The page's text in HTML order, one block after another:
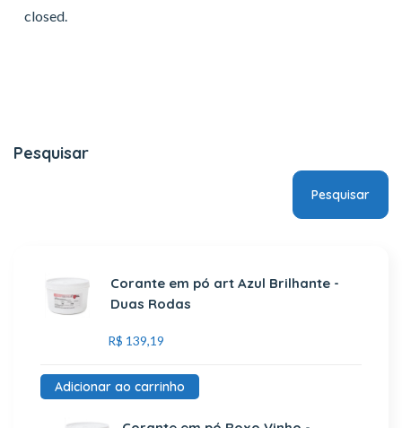
closed.
Pesquisar
Pesquisar
Corante em pó art Azul Brilhante -
Duas Rodas
R$ 139,19
Adicionar ao carrinho